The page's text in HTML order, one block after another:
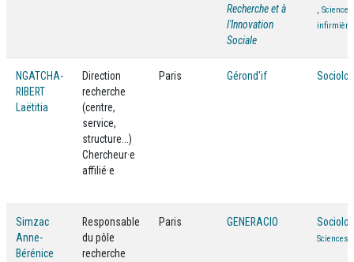
Recherche et à
l'Innovation
Sociale
, Sciences
NGATCHA-
RIBERT
Laëtitia
Direction
recherche
(centre,
service,
structure...)
Chercheur·e
affilié·e
Paris Gérond'if
Simzac
Anne-
Bérénice
Responsable
du pôle
recherche
Paris GENERACIO
Sciences